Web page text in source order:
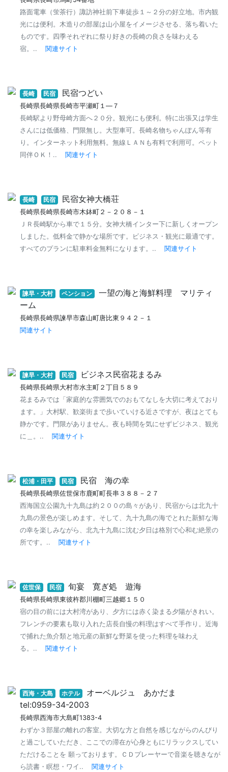
路面電車（蛍茶行）諏訪神社前下車徒歩１～２分の好立地。市内観
光には便利。木造りの部屋は山小屋をイメージさせる、落ち着いた
ものです。四季それぞれに祭り好きの長崎の良さを味わえる
宿。..
関連サイト
長崎 民宿 民宿つどい
長崎県長崎県長崎市平瀬町１―７
長崎駅より野母崎方面へ２０分。観光にも便利。特に出張又は学生
さんには低価格、門限無し。大型車可。長崎名物ちゃんぽん等有
り。インターネット利用無料。無線ＬＡＮも有料で利用可。ペット
同伴ＯＫ！..
関連サイト
長崎 民宿 民宿女神大橋荘
長崎県長崎県長崎市木鉢町２－２０８－１
ＪＲ長崎駅から車で１５分。女神大橋インター下に新しくオープン
しました。低料金で静かな場所です。ビジネス・観光に最適です。
すべてのプランに駐車料金無料になります。..
関連サイト
諫早・大村 ペンション
一望の海と海鮮料理 マリティ
ーム
長崎県長崎県諫早市森山町唐比東９４２－１
関連サイト
諫早・大村 民宿 ビジネス民宿花まるみ
長崎県長崎県大村市水主町２丁目５８９
花まるみでは「家庭的な雰囲気でのおもてなしを大切に考えており
ます。」大村駅、歓楽街まで歩いていける近さですが、夜はとても
静かです。門限がありません。夜も時間を気にせずビジネス、観光
に＿。..
関連サイト
松浦・田平 民宿 民宿 海の幸
長崎県長崎県佐世保市鹿町町長串３８８－２７
西海国立公園九十九島は約２００の島々があり、民宿からは北九十
九島の景色が楽しめます。そして、九十九島の海でとれた新鮮な海
の幸を楽しみながら、北九十九島に沈む夕日は格別で心和む絶景の
所です。..
関連サイト
佐世保 民宿 旬宴 寛ぎ処 遊海
長崎県長崎県東彼杵郡川棚町三越郷１５０
宿の目の前には大村湾があり、夕方には赤く染まる夕陽がきれい。
フレンチの要素も取り入れた店長自慢の料理はすべて手作り。近海
で捕れた魚介類と地元産の新鮮な野菜を使った料理を味わえ
る。..
関連サイト
西海・大島 ホテル
オーベルジュ あかだま
tel:0959-34-2003
長崎県西海市大島町1383-4
わずか３部屋の離れの客室。大切な方と自然を感じながらのんびり
と過ごしていただき、ここでの滞在が心身ともにリラックスしてい
ただけることを 願っております。ＣＤプレーヤーで音楽を聴きなが
ら読書・瞑想・ワイ..
関連サイト